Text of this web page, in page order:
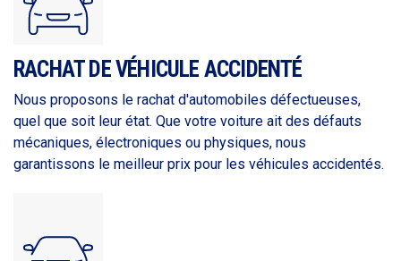
RACHAT DE VÉHICULE ACCIDENTÉ
Nous proposons le rachat d'automobiles défectueuses,
quel que soit leur état. Que votre voiture ait des défauts
mécaniques, électroniques ou physiques, nous
garantissons le meilleur prix pour les véhicules accidentés.